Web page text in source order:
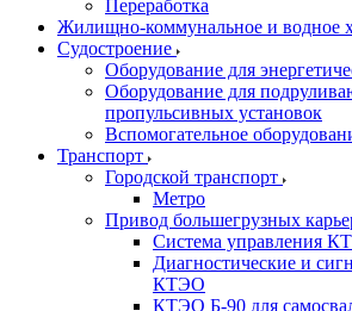
Переработка
Жилищно-коммунальное и водное
Судостроение
Оборудование для
Оборудование для
пропульсивных установок
Вспомогательное
Транспорт
Городской транспорт
Метро
Привод большегрузных
Система управления
Диагностические и
КТЭО
КТЭО Б-90 для